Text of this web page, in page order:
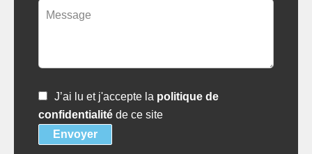
J’ai lu et j'accepte la politique de
confidentialité de ce site
Envoyer